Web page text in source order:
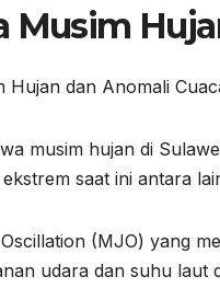
Musim
musim hujan di
saat ini antara
(MJO) yang
udara dan suhu laut